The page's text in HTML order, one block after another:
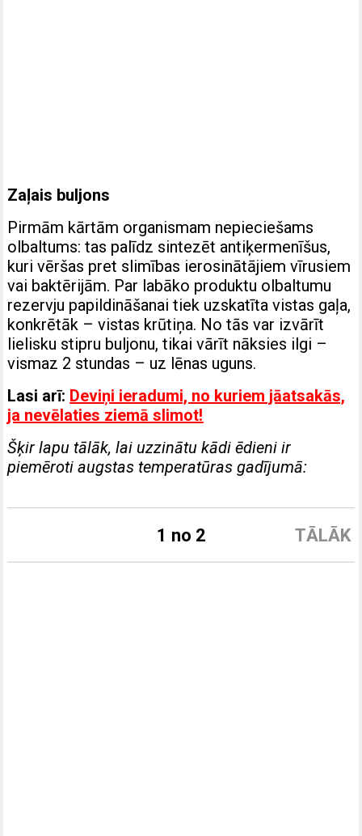
Zaļais buljons
Pirmām kārtām organismam nepieciešams
olbaltums: tas palīdz sintezēt antiķermenīšus,
kuri vēršas pret slimības ierosinātājiem vīrusiem
vai baktērijām. Par labāko produktu olbaltumu
rezervju papildināšanai tiek uzskatīta vistas gaļa,
konkrētāk – vistas krūtiņa. No tās var izvārīt
lielisku stipru buljonu, tikai vārīt nāksies ilgi –
vismaz 2 stundas – uz lēnas uguns.
Lasi arī: Deviņi ieradumi, no kuriem jāatsakās,
ja nevēlaties ziemā slimot!
Šķir lapu tālāk, lai uzzinātu kādi ēdieni ir
piemēroti augstas temperatūras gadījumā:
TĀLĀK
1 no 2